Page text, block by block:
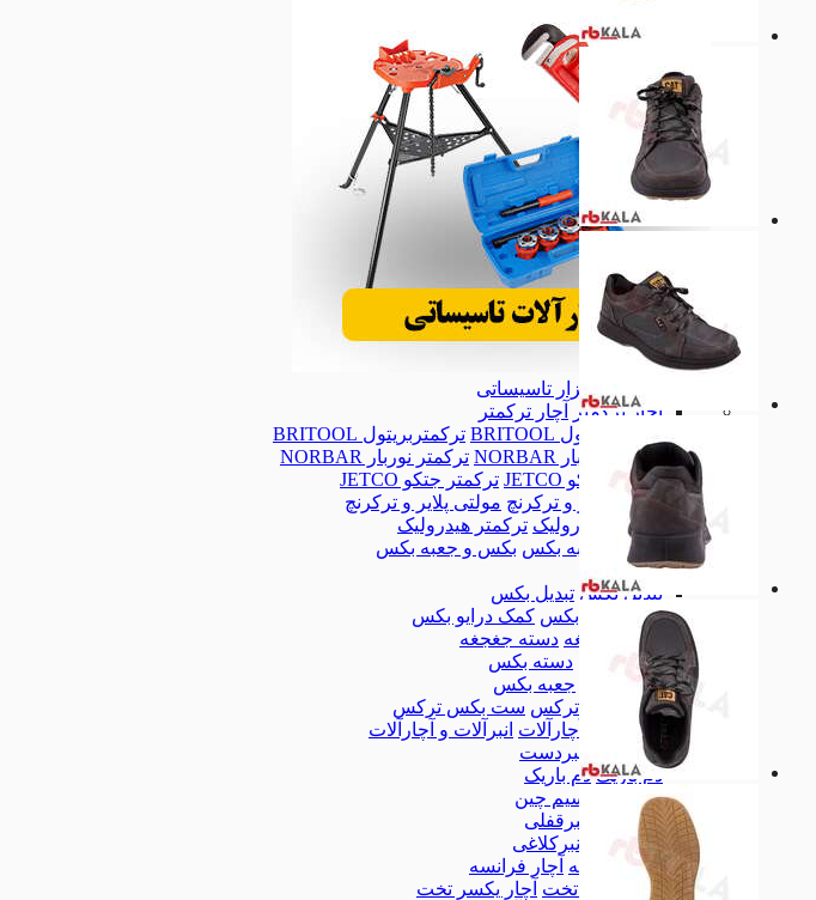
ابزار تاسیساتی
آچار ترکمتر
آچار ترکمتر
ترکمتربریتول BRITOOL
ترکمتربریتول BRITOOL
ترکمتر نوربار NORBAR
ترکمتر نوربار NORBAR
ترکمتر جتکو JETCO
ترکمتر جتکو JETCO
مولتی پلایر و ترکرنچ مولتی پلایر و ترکرنچ
ترکمتر هیدرولیک ترکمتر هیدرولیک
بکس و جعبه بکس بکس و جعبه بکس
بکس
تبدیل بکس تبدیل بکس
کمک درایو بکس کمک درایو بکس
دسته جغجغه دسته جغجغه
دسته بکس
دسته بکس
جعبه بکس
جعبه بکس
ست بکس ترکس ست بکس ترکس
انبرآلات و آچارآلات انبرآلات و آچارآلات
انبردست
انبردست
دم باریک دم باریک
سیم چین
سیم چین
انبرقفلی
انبرقفلی
انبرکلاغی
انبرکلاغی
آچار فرانسه آچار فرانسه
آچار یکسر تخت آچار یکسر تخت